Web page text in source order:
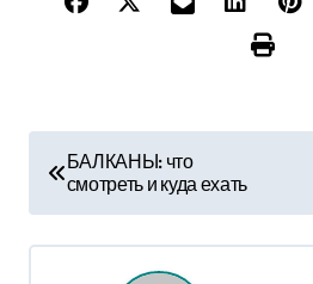
а
в
БАЛКАНЫ: что
смотреть и куда ехать